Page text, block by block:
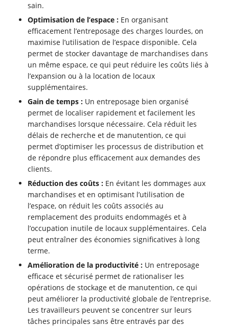
sain.
Optimisation de l’espace : En organisant
efficacement l’entreposage des charges lourdes, on
maximise l’utilisation de l’espace disponible. Cela
permet de stocker davantage de marchandises dans
un même espace, ce qui peut réduire les coûts liés à
l’expansion ou à la location de locaux
supplémentaires.
Gain de temps : Un entreposage bien organisé
permet de localiser rapidement et facilement les
marchandises lorsque nécessaire. Cela réduit les
délais de recherche et de manutention, ce qui
permet d’optimiser les processus de distribution et
de répondre plus efficacement aux demandes des
clients.
Réduction des coûts : En évitant les dommages aux
marchandises et en optimisant l’utilisation de
l’espace, on réduit les coûts associés au
remplacement des produits endommagés et à
l’occupation inutile de locaux supplémentaires. Cela
peut entraîner des économies significatives à long
terme.
Amélioration de la productivité : Un entreposage
efficace et sécurisé permet de rationaliser les
opérations de stockage et de manutention, ce qui
peut améliorer la productivité globale de l’entreprise.
Les travailleurs peuvent se concentrer sur leurs
tâches principales sans être entravés par des